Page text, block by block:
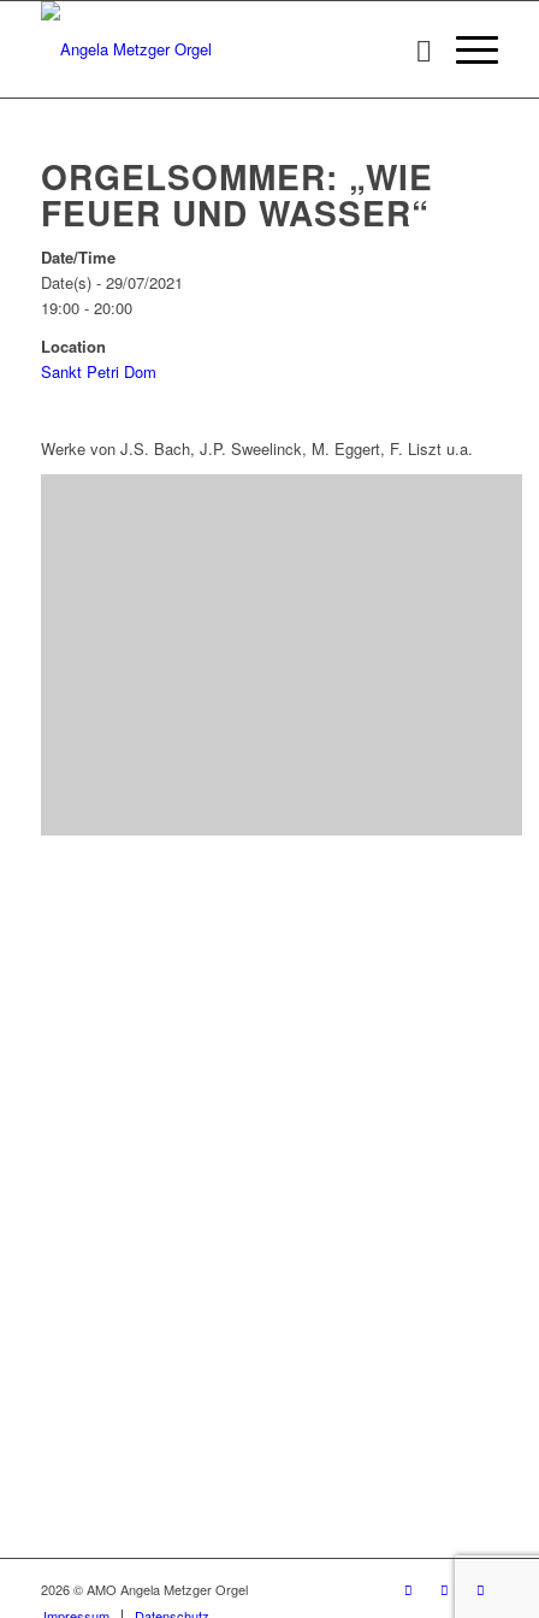
ORGELSOMMER: „WIE
FEUER UND WASSER“
Date/Time
Date(s) - 29/07/2021
19:00 - 20:00
Location
Sankt Petri Dom
Werke von J.S. Bach, J.P. Sweelinck, M. Eggert, F. Liszt u.a.
2026 © AMO Angela Metzger Orgel